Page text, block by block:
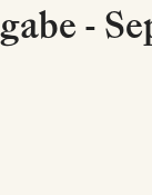
-